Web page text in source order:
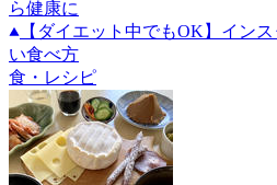
ら健康に
【ダイエット中でもOK】イン
い食べ方
食・レシピ